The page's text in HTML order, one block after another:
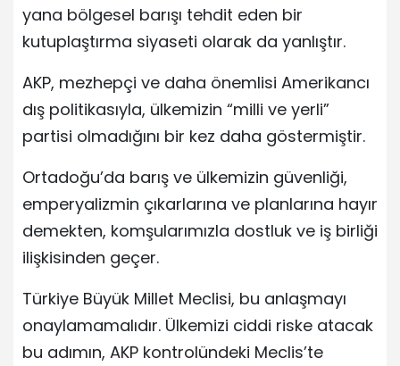
yana bölgesel barışı tehdit eden bir
kutuplaştırma siyaseti olarak da yanlıştır.
AKP, mezhepçi ve daha önemlisi Amerikancı
dış politikasıyla, ülkemizin “milli ve yerli”
partisi olmadığını bir kez daha göstermiştir.
Ortadoğu’da barış ve ülkemizin güvenliği,
emperyalizmin çıkarlarına ve planlarına hayır
demekten, komşularımızla dostluk ve iş birliği
ilişkisinden geçer.
Türkiye Büyük Millet Meclisi, bu anlaşmayı
onaylamamalıdır. Ülkemizi ciddi riske atacak
bu adımın, AKP kontrolündeki Meclis’te